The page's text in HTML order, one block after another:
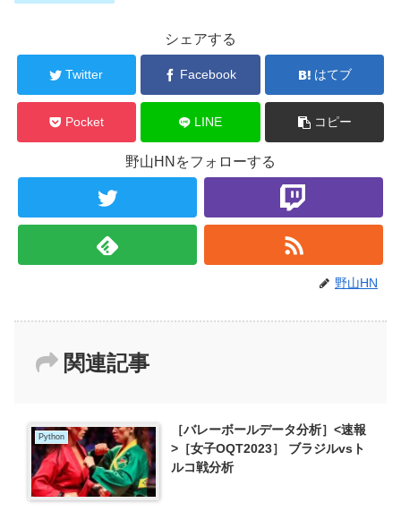
シェアする
Twitter Facebook はてブ
Pocket LINE コピー
野山HNをフォローする
野山HN
関連記事
Python
［バレーボールデータ分析］<速報
>［女子OQT2023］ ブラジルvsト
ルコ戦分析